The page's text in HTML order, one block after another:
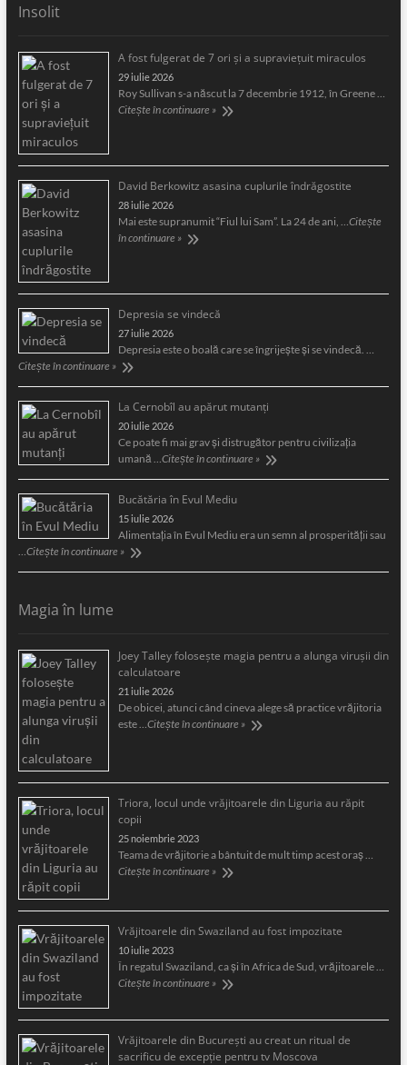
Insolit
A fost fulgerat de 7 ori şi a supravieţuit miraculos
29 iulie 2026
Roy Sullivan s-a născut la 7 decembrie 1912, în Greene …
Citește în continuare »
David Berkowitz asasina cuplurile îndrăgostite
28 iulie 2026
Mai este supranumit “Fiul lui Sam”. La 24 de ani, … Citește
în continuare »
Depresia se vindecă
27 iulie 2026
Depresia este o boală care se îngrijeşte şi se vindecă. …
Citește în continuare »
La Cernobîl au apărut mutanți
20 iulie 2026
Ce poate fi mai grav și distrugător pentru civilizația
umană … Citește în continuare »
Bucătăria în Evul Mediu
15 iulie 2026
Alimentaţia în Evul Mediu era un semn al prosperităţii sau
Citește în continuare »
Magia în lume
Joey Talley foloseşte magia pentru a alunga viruşii din
calculatoare
21 iulie 2026
De obicei, atunci când cineva alege să practice vrăjitoria
este … Citește în continuare »
Triora, locul unde vrăjitoarele din Liguria au răpit
copii
25 noiembrie 2023
Teama de vrăjitorie a bântuit de mult timp acest oraş …
Citește în continuare »
Vrăjitoarele din Swaziland au fost impozitate
10 iulie 2023
În regatul Swaziland, ca și în Africa de Sud, vrăjitoarele …
Citește în continuare »
Vrăjitoarele din București au creat un ritual de
sacrificu de excepție pentru tv Moscova